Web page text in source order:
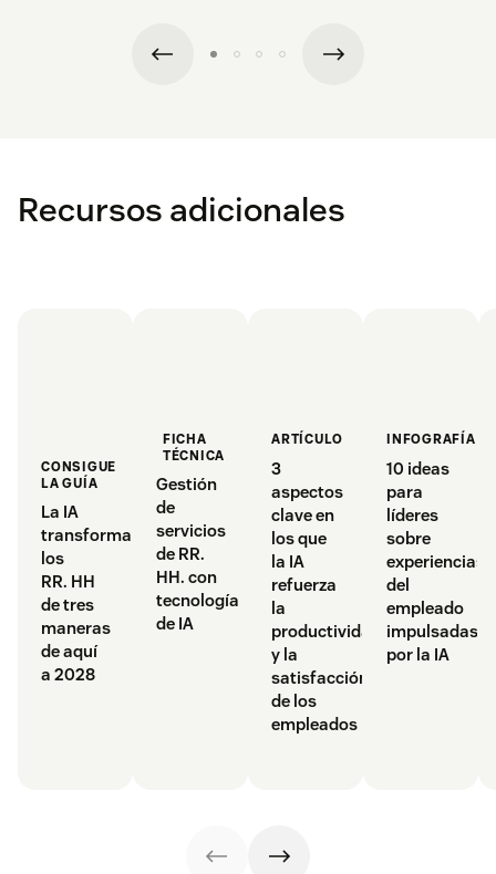
Recursos adicionales
CONSIGUE
LA GUÍA
La IA
transformará
los
RR. HH
de tres
maneras
de aquí
a 2028
FICHA
TÉCNICA
Gestión
de
servicios
de RR.
HH. con
tecnología
de IA
ARTÍCULO
3
aspectos
clave en
los que
la IA
refuerza
la
productividad
y la
satisfacción
de los
empleados
INFOGRAFÍA
10 ideas
para
líderes
sobre
experiencias
del
empleado
impulsadas
por la IA